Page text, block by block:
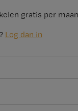
gratis per
Log dan in